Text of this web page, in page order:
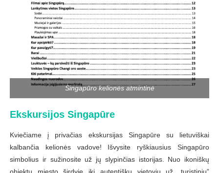
Singapūro kelionės atmintinė
Ekskursijos Singapūre
Kviečiame į privačias ekskursijas Singapūre su lietuviškai
kalbančia kelionės vadove! Išvysite ryškiausius Singapūro
simbolius ir sužinosite už jų slypinčias istorijas. Nuo ikoniškų